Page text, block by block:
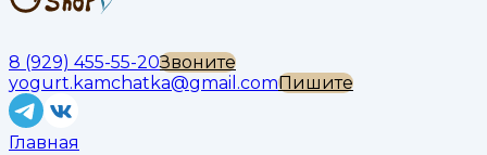
8 (929) 455-55-20Звоните
yogurt.kamchatka@gmail.comПишите
Главная